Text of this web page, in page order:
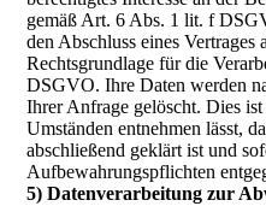
gemäß Art. 6 Abs. 1 lit. f
den Abschluss eines Vertrages
Rechtsgrundlage für die
DSGVO. Ihre Daten werden
Ihrer Anfrage gelöscht. Dies
Umständen entnehmen lässt,
abschließend geklärt ist und
Aufbewahrungspflichten
5) Datenverarbeitung zur